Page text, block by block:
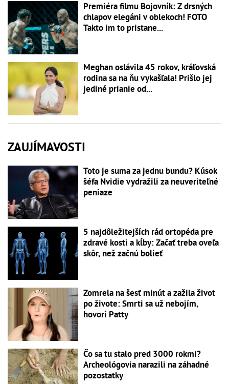
Premiéra filmu Bojovník: Z drsných
chlapov elegáni v oblekoch! FOTO
Takto im to pristane...
Meghan oslávila 45 rokov, kráľovská
rodina sa na ňu vykašľala! Prišlo jej
jediné prianie od...
ZAUJÍMAVOSTI
Toto je suma za jednu bundu? Kúsok
šéfa Nvidie vydražili za neuveriteľné
peniaze
5 najdôležitejších rád ortopéda pre
zdravé kosti a kĺby: Začať treba oveľa
skôr, než začnú bolieť
Zomrela na šesť minút a zažila život
po živote: Smrti sa už nebojím,
hovorí Patty
Čo sa tu stalo pred 3000 rokmi?
Archeológovia narazili na záhadné
pozostatky